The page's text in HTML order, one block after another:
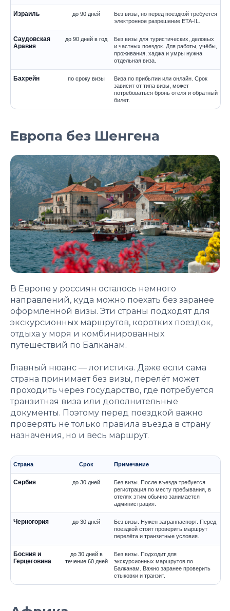
Израиль до 90 дней
Без визы, но перед поездкой требуется
электронное разрешение ETA-IL.
Саудовская
Аравия
до 90 дней в год
Без визы для туристических, деловых
и частных поездок. Для работы, учёбы,
проживания, хаджа и умры нужна
отдельная виза.
Бахрейн по сроку визы
Виза по прибытии или онлайн. Срок
зависит от типа визы, может
потребоваться бронь отеля и обратный
билет.
Европа без Шенгена
В Европе у россиян осталось немного
направлений, куда можно поехать без заранее
оформленной визы. Эти страны подходят для
экскурсионных маршрутов, коротких поездок,
отдыха у моря и комбинированных
путешествий по Балканам.
Главный нюанс — логистика. Даже если сама
страна принимает без визы, перелёт может
проходить через государство, где потребуется
транзитная виза или дополнительные
документы. Поэтому перед поездкой важно
проверять не только правила въезда в страну
назначения, но и весь маршрут.
Страна Срок Примечание
Сербия до 30 дней
Без визы. После въезда требуется
регистрация по месту пребывания, в
отелях этим обычно занимается
администрация.
Черногория до 30 дней
Без визы. Нужен загранпаспорт. Перед
поездкой стоит проверить маршрут
перелёта и транзитные условия.
Босния и
Герцеговина
до 30 дней в
течение 60 дней
Без визы. Подходит для
экскурсионных маршрутов по
Балканам. Важно заранее проверить
стыковки и транзит.